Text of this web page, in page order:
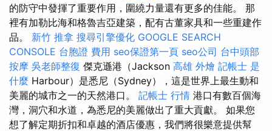
的防守中發揮了重要作用，圍繞力量還有更多的佳能。 那
裡有加勒比海和格魯吉亞建築，配有古董家具和一些重建作
品。 新竹 推拿 搜尋引擎優化 GOOGLE SEARCH
CONSOLE 台胞證 費用 seo保證第一頁 seo公司 台中頭部
按摩 吳老師整復 傑克遜港（Jackson 高雄 外燴 記帳士 是
什麼 Harbour）是悉尼（Sydney），這是世界上最生動和
美麗的城市之一的天然港口。 記帳士 行情 港口有數百個海
灣，洞穴和水道，為悉尼的美麗做出了重大貢獻。 如果您
想了解定期折扣和卓越的酒店優惠，我們將很樂意提供幫